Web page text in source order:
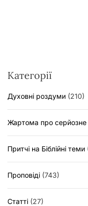
Категорії
Духовні роздуми (210)
Жартома про серйозне
Притчі на Біблійні теми
Проповіді (743)
Статті (27)